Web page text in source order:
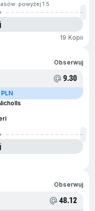
powyżej 1.5
19 Kopii
Obserwuj
9.30
Obserwuj
48.12